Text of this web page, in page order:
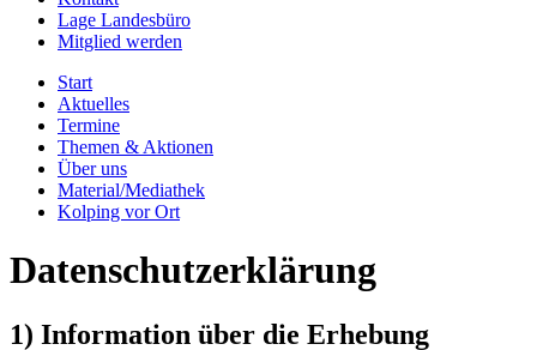
Lage Landesbüro
Mitglied werden
Start
Aktuelles
Termine
Themen & Aktionen
Über uns
Material/Mediathek
Kolping vor Ort
Datenschutzerklärung
1) Information über die Erhebung